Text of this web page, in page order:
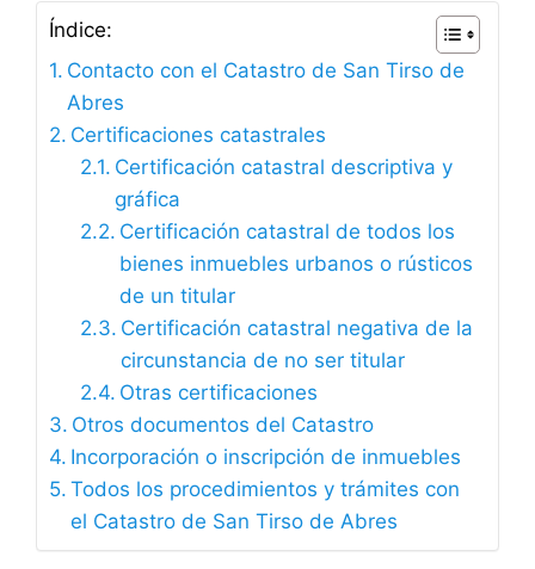
Índice:
Contacto con el Catastro de San Tirso de
Abres
Certificaciones catastrales
Certificación catastral descriptiva y
gráfica
Certificación catastral de todos los
bienes inmuebles urbanos o rústicos
de un titular
Certificación catastral negativa de la
circunstancia de no ser titular
Otras certificaciones
Otros documentos del Catastro
Incorporación o inscripción de inmuebles
Todos los procedimientos y trámites con
el Catastro de San Tirso de Abres